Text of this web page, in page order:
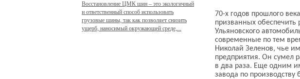
70-х годов прошлого
призванных обеспечить
Ульяновского
современные по тем
Николай Зеленов, чье
предприятия. Он сумел
в два раза. Еще одним
завода по
Восстановление ЦМК шин – это экологичный
и ответственный способ использовать
грузовые шины, так как позволяет снизить
ущерб, наносимый окружающей среде,...